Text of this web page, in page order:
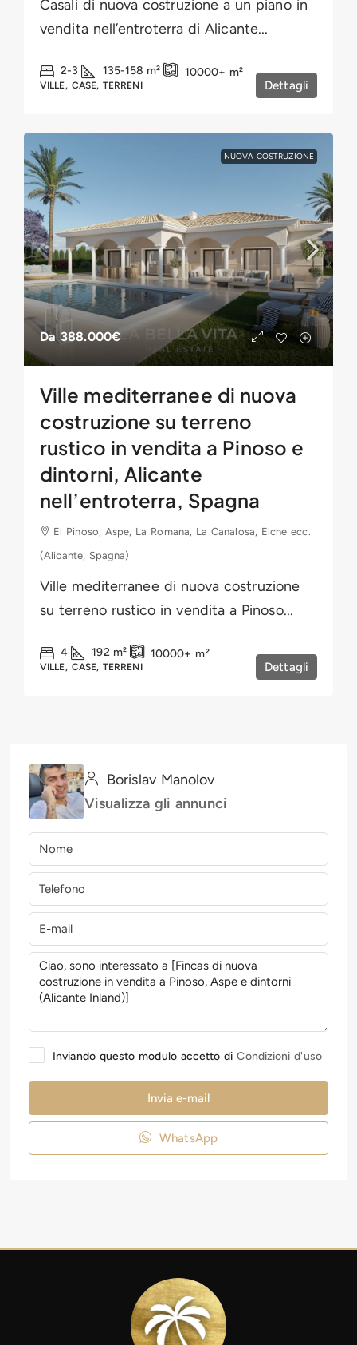
Casali di nuova costruzione a un piano in
vendita nell’entroterra di Alicante...
2-3 135-158 m² 10000+ m²
VILLE, CASE, TERRENI Dettagli
NUOVA COSTRUZIONE
Da388.000€
Ville mediterranee di nuova
costruzione su terreno
rustico in vendita a Pinoso e
dintorni, Alicante
nell’entroterra, Spagna
El Pinoso, Aspe, La Romana, La Canalosa, Elche ecc.
(Alicante, Spagna)
Ville mediterranee di nuova costruzione
su terreno rustico in vendita a Pinoso...
4 192 m² 10000+ m²
VILLE, CASE, TERRENI Dettagli
Borislav Manolov
Visualizza gli annunci
Inviando questo modulo accetto diCondizioni d'uso
Invia e-mail
WhatsApp